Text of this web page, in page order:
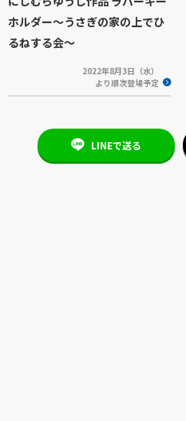
ホルダー～うさぎの家の上でひ
るねする会～
2022年8月3日（水）
より順次登場予定
LINEで送る